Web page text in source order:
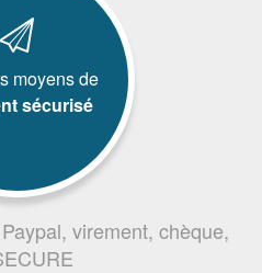
moyens de
sécurisé
virement, chèque,